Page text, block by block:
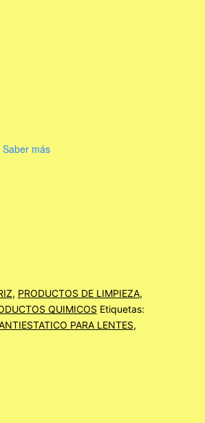
Saber más
, PRODUCTOS DE LIMPIEZA,
QUIMICOS Etiquetas:
PARA LENTES,